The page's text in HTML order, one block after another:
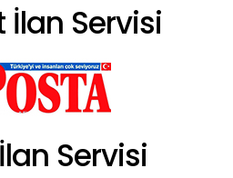
İlan Servisi
Servisi